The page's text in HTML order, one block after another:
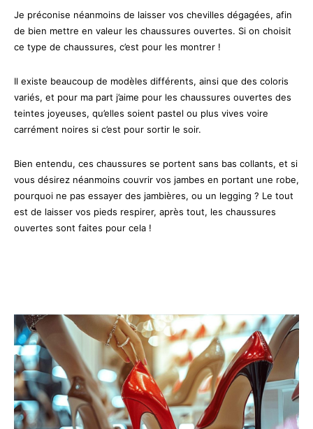
Je préconise néanmoins de laisser vos chevilles dégagées, afin
de bien mettre en valeur les chaussures ouvertes. Si on choisit
ce type de chaussures, c’est pour les montrer !
Il existe beaucoup de modèles différents, ainsi que des coloris
variés, et pour ma part j’aime pour les chaussures ouvertes des
teintes joyeuses, qu’elles soient pastel ou plus vives voire
carrément noires si c’est pour sortir le soir.
Bien entendu, ces chaussures se portent sans bas collants, et si
vous désirez néanmoins couvrir vos jambes en portant une robe,
pourquoi ne pas essayer des jambières, ou un legging ? Le tout
est de laisser vos pieds respirer, après tout, les chaussures
ouvertes sont faites pour cela !